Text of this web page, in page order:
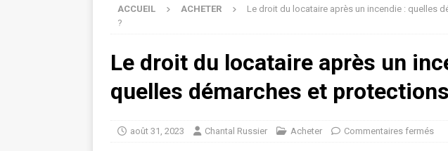
ACCUEIL ACHETER
Le droit du locataire après un incendie : quelles
?
Le droit du locataire après un
quelles démarches et
août 31, 2023 Chantal Russier Acheter Commentaires fermés